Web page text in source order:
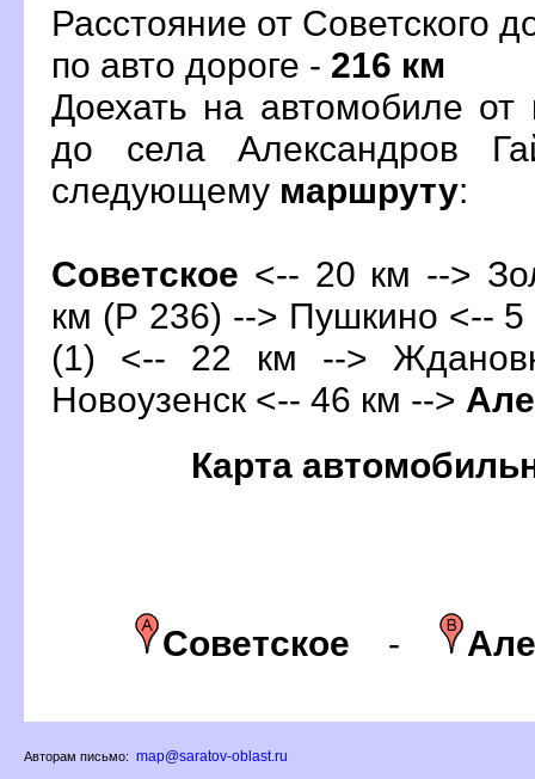
Расстояние от Советского
по авто дороге - 216 км
Доехать на автомобиле от
до села Александров
следующему маршруту:
Советское <-- 20 км -->
км (Р 236) --> Пушкино <--
(1) <-- 22 км -->
Новоузенск <-- 46 км -->
Карта
Советское -
Авторам письмо: map@saratov-oblast.ru